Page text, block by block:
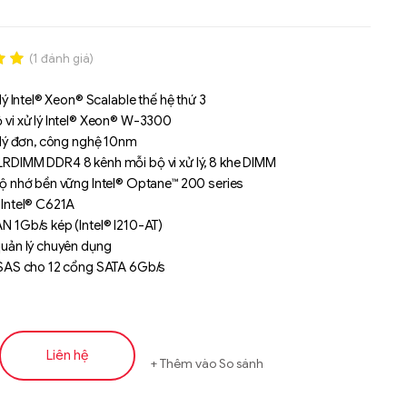
(1 đánh giá)
Intel® Xeon® Scalable thế hệ thứ 3
vi xử lý Intel® Xeon® W-3300
đơn, công nghệ 10nm
DDR4 8 kênh mỗi bộ vi xử lý, 8 khe DIMM
nhớ bền vững Intel® Optane™ 200 series
C621A
1Gb/s kép (Intel® I210-AT)
lý chuyên dụng
cho 12 cổng SATA 6Gb/s
Liên hệ Thêm vào So sánh
Liên hệ